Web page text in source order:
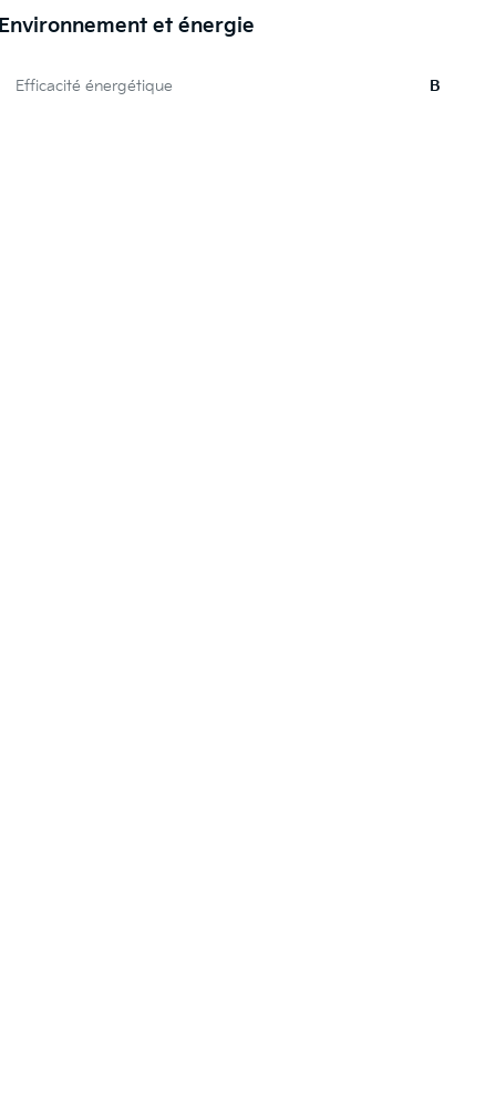
Environnement et énergie
Efficacité énergétique B